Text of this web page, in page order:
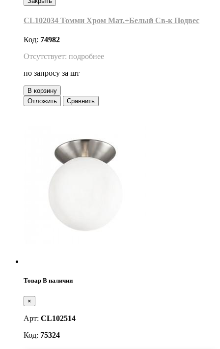
CL102034 Томми Хром Мат.+Белый Св-к Подвес
Код: 74982
Отсутствует: подробнее
по запросу за шт
В корзину
Отложить
Сравнить
Товар В наличии
×
Арт: CL102514
Код: 75324